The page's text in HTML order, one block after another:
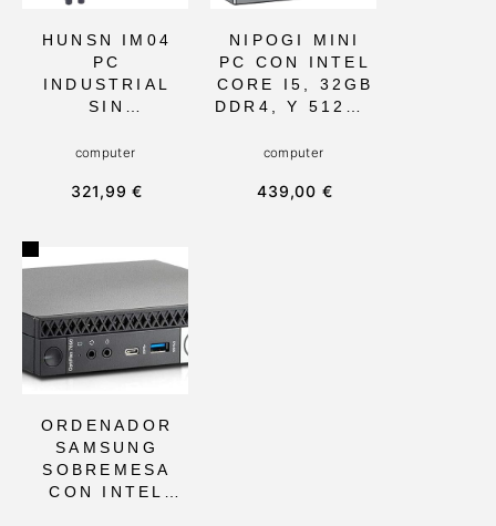
HUNSN IM04
PC
INDUSTRIAL
SIN
CON INTEL
WINDOWS 11,
COMPACTO,
EFICIENTE.
IDEAL PARA
APLICACIONES
INDUSTRIALES
computer
321,99 €
NIPOGI MINI
PC CON INTEL
CORE I5, 32GB
DDR4, Y 512GB
COMPACTO Y
IDEAL PARA
computer
439,00 €
ORDENADOR
SAMSUNG
SOBREMESA
CON INTEL